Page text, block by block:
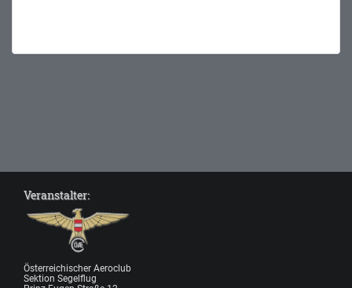
Veranstalter:
Österreichischer Aeroclub
Sektion Segelflug